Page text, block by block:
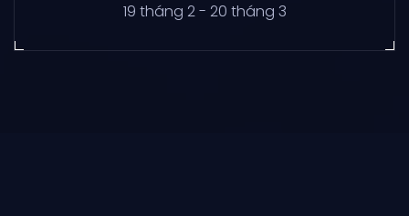
19 tháng 2 - 20 tháng 3